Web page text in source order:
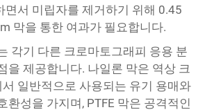
면서 미립자를 제거하기 위해 0.45
막을 통한 여과가 필요합니다.
각기 다른 크로마토그래피 응용 분
을 제공합니다. 나일론 막은 역상 크
일반적으로 사용되는 유기 용매와
환성을 가지며, PTFE 막은 공격적인